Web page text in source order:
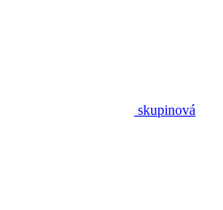
skupinová